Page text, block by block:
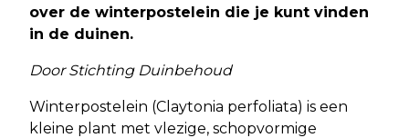
over de winterpostelein die je kunt vinden
in de duinen.
Door Stichting Duinbehoud
Winterpostelein (Claytonia perfoliata) is een
kleine plant met vlezige, schopvormige